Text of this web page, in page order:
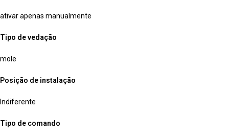
ativar apenas manualmente
Tipo de vedação
mole
Posição de instalação
Indiferente
Tipo de comando